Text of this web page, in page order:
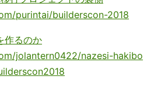
purintai/builderscon-2018
作るのか
jolantern0422/nazesi-hakibo